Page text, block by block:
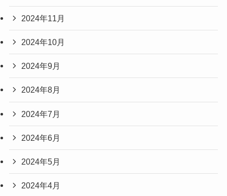
2024年11月
2024年10月
2024年9月
2024年8月
2024年7月
2024年6月
2024年5月
2024年4月